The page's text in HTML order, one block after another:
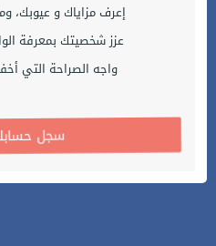
إعرف مزاياك و عيوبك،
عزز شخصيتك بمعرفة
واجه الصراحة التي
! سجل